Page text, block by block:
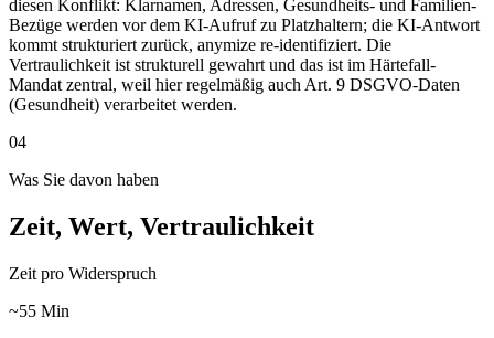
diesen Konflikt: Klarnamen, Adressen, Gesundheits- und Familien-
Bezüge werden vor dem KI-Aufruf zu Platzhaltern; die KI-Antwort
kommt strukturiert zurück, anymize re-identifiziert. Die
Vertraulichkeit ist strukturell gewahrt und das ist im Härtefall-
Mandat zentral, weil hier regelmäßig auch Art. 9 DSGVO-Daten
(Gesundheit) verarbeitet werden.
04
Was Sie davon haben
Zeit, Wert, Vertraulichkeit
Zeit pro Widerspruch
~55 Min